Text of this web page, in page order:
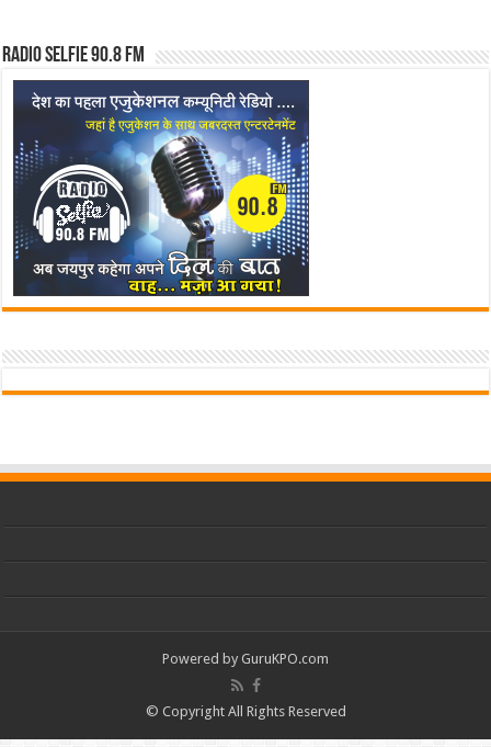
Radio Selfie 90.8 FM
Powered by GuruKPO.com
© Copyright All Rights Reserved